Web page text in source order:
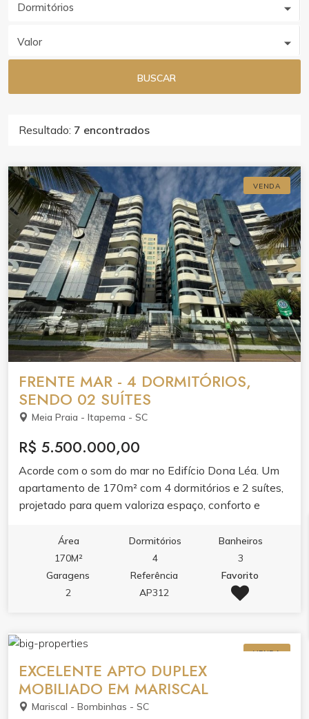
Dormitórios
Valor
BUSCAR
Resultado: 7 encontrados
VENDA
FRENTE MAR - 4 DORMITÓRIOS,
SENDO 02 SUÍTES
Meia Praia - Itapema - SC
R$ 5.500.000,00
Acorde com o som do mar no Edifício Dona Léa. Um
apartamento de 170m² com 4 dormitórios e 2 suítes,
projetado para quem valoriza espaço, conforto e
varanda gourmet e churrasqueira, cozinha planejada e
ar condicionado garantem praticidade e bem-estar. O
lazer do condomínio completa a experiência com
academia, sala de jogos, salão de festas e espaço
Área
170M²
Dormitórios
4
Banheiros
3
Garagens
2
Referência
AP312
Favorito
VENDA
EXCELENTE APTO DUPLEX
MOBILIADO EM MARISCAL
Mariscal - Bombinhas - SC